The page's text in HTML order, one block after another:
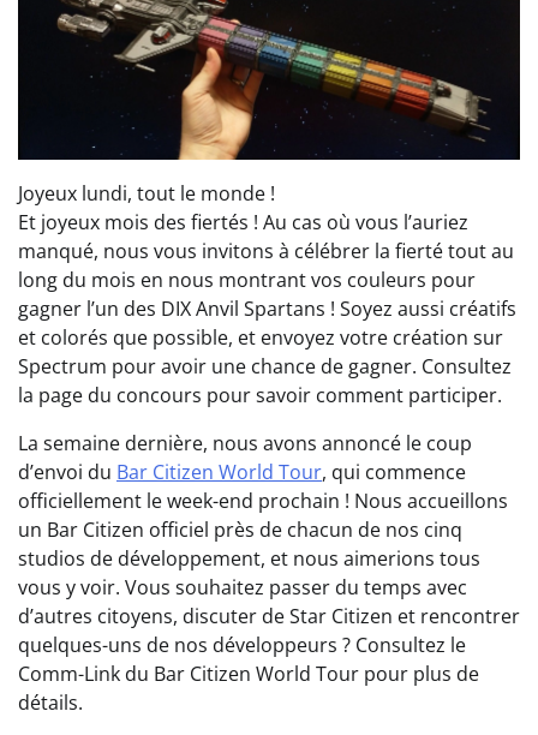
Joyeux lundi, tout le monde !
Et joyeux mois des fiertés ! Au cas où vous l’auriez
manqué, nous vous invitons à célébrer la fierté tout au
long du mois en nous montrant vos couleurs pour
gagner l’un des DIX Anvil Spartans ! Soyez aussi créatifs
et colorés que possible, et envoyez votre création sur
Spectrum pour avoir une chance de gagner. Consultez
la page du concours pour savoir comment participer.
La semaine dernière, nous avons annoncé le coup
d’envoi du Bar Citizen World Tour, qui commence
officiellement le week-end prochain ! Nous accueillons
un Bar Citizen officiel près de chacun de nos cinq
studios de développement, et nous aimerions tous
vous y voir. Vous souhaitez passer du temps avec
d’autres citoyens, discuter de Star Citizen et rencontrer
quelques-uns de nos développeurs ? Consultez le
Comm-Link du Bar Citizen World Tour pour plus de
détails.